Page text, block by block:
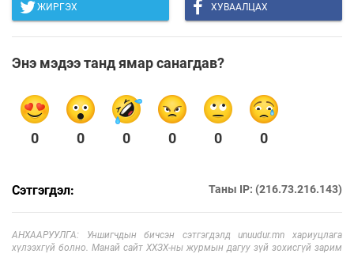
ЖИРГЭХ ХУВААЛЦАХ
Энэ мэдээ танд ямар санагдав?
0 0 0 0 0 0
Сэтгэгдэл: Таны IP: (216.73.216.143)
АНХААРУУЛГА: Уншигчдын бичсэн сэтгэгдэлд unuudur.mn хариуцлага
хүлээхгүй болно. Манай сайт ХХЗХ-ны журмын дагуу зүй зохисгүй зарим